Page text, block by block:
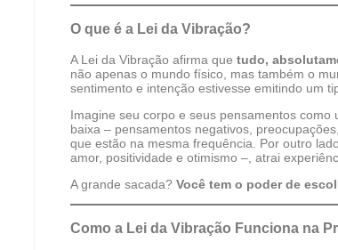
O que é a Lei da Vibração?
A Lei da Vibração afirma que tudo,
não apenas o mundo físico, mas também o
sentimento e intenção estivesse emitindo um
Imagine seu corpo e seus pensamentos
baixa – pensamentos negativos,
que estão na mesma frequência. Por outro
amor, positividade e otimismo –, atrai
A grande sacada? Você tem o poder de
Como a Lei da Vibração Funciona na